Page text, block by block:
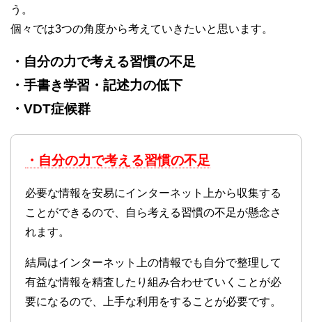
う。
個々では3つの角度から考えていきたいと思います。
・自分の力で考える習慣の不足
・手書き学習・記述力の低下
・VDT症候群
・自分の力で考える習慣の不足
必要な情報を安易にインターネット上から収集する
ことができるので、自ら考える習慣の不足が懸念さ
れます。
結局はインターネット上の情報でも自分で整理して
有益な情報を精査したり組み合わせていくことが必
要になるので、上手な利用をすることが必要です。